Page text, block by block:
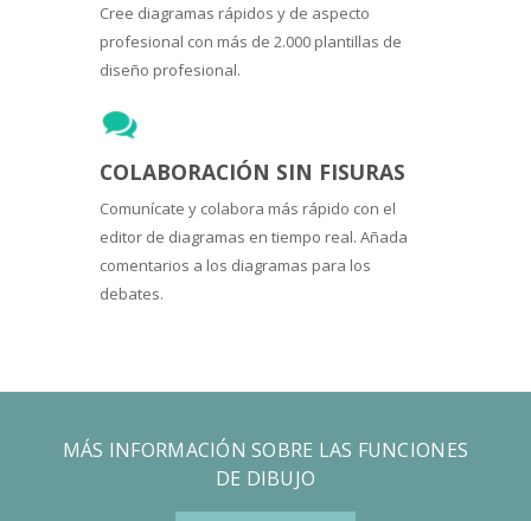
Cree diagramas rápidos y de aspecto
profesional con más de 2.000 plantillas de
diseño profesional.
COLABORACIÓN SIN FISURAS
Comunícate y colabora más rápido con el
editor de diagramas en tiempo real. Añada
comentarios a los diagramas para los
debates.
MÁS INFORMACIÓN SOBRE LAS FUNCIONES
DE DIBUJO